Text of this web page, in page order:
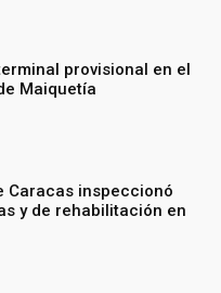
provisional en el
Maiquetía
Caracas inspeccionó
y de rehabilitación en